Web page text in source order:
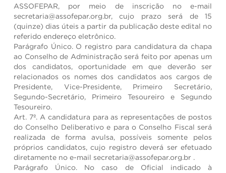
ASSOFEPAR, por meio de inscrição no e-mail
secretaria@assofepar.org.br, cujo prazo será de 15
(quinze) dias úteis a partir da publicação deste edital no
referido endereço eletrônico.
Parágrafo Único. O registro para candidatura da chapa
ao Conselho de Administração será feito por apenas um
dos candidatos, oportunidade em que deverão ser
relacionados os nomes dos candidatos aos cargos de
Presidente, Vice-Presidente, Primeiro Secretário,
Segundo-Secretário, Primeiro Tesoureiro e Segundo
Tesoureiro.
Art. 7º. A candidatura para as representações de postos
do Conselho Deliberativo e para o Conselho Fiscal será
realizada de forma avulsa, possíveis somente pelos
próprios candidatos, cujo registro deverá ser efetuado
diretamente no e-mail secretaria@assofepar.org.br .
Parágrafo Único. No caso de Oficial indicado à